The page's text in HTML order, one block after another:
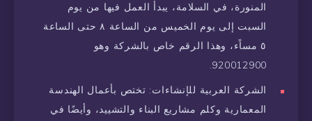
المنورة، في السلامة، يبدأ العمل فيها من يوم
السبت إلى يوم الخميس من الساعة ٨ حتى الساعة
٥ مساًء، وهذا الرقم خاص بالشركة وهو
920012900.
الشركة العربية للإنشاءات: تختص بأعمال الهندسة
المعمارية وكلم مشاريع البناء والتشييد، وأيضًا في